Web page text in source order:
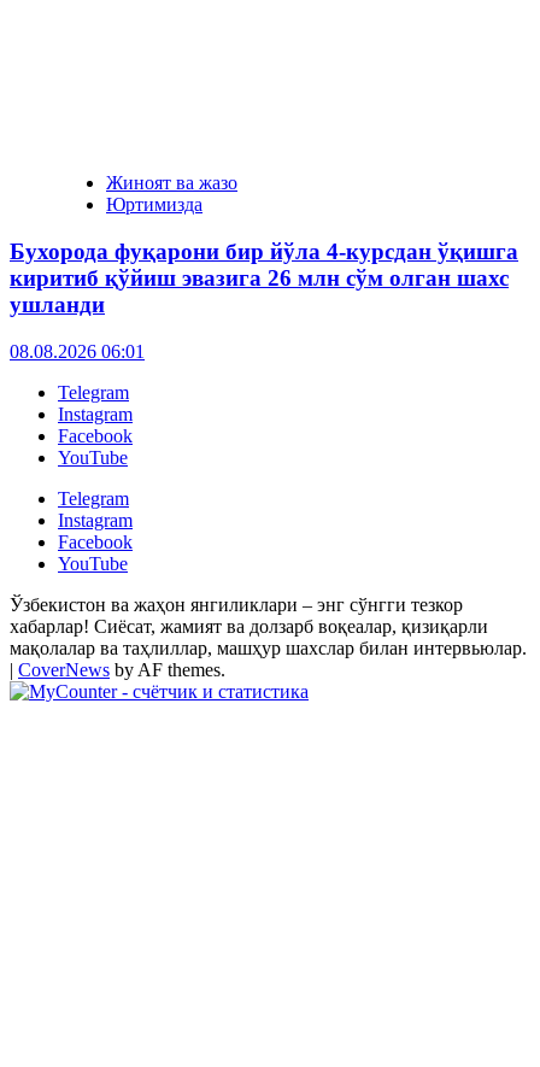
Жиноят ва жазо
Юртимизда
Бухорода фуқарони бир йўла 4-курсдан ўқишга
киритиб қўйиш эвазига 26 млн сўм олган шахс
ушланди
08.08.2026 06:01
Telegram
Instagram
Facebook
YouTube
Telegram
Instagram
Facebook
YouTube
Ўзбекистон ва жаҳон янгиликлари – энг сўнгги тезкор
хабарлар! Сиёсат, жамият ва долзарб воқеалар, қизиқарли
мақолалар ва таҳлиллар, машҳур шахслар билан интервьюлар.
| CoverNews by AF themes.